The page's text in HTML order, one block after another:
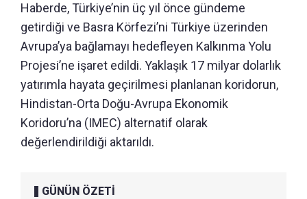
Haberde, Türkiye’nin üç yıl önce gündeme
getirdiği ve Basra Körfezi’ni Türkiye üzerinden
Avrupa’ya bağlamayı hedefleyen Kalkınma Yolu
Projesi’ne işaret edildi. Yaklaşık 17 milyar dolarlık
yatırımla hayata geçirilmesi planlanan koridorun,
Hindistan-Orta Doğu-Avrupa Ekonomik
Koridoru’na (IMEC) alternatif olarak
değerlendirildiği aktarıldı.
GÜNÜN ÖZETİ